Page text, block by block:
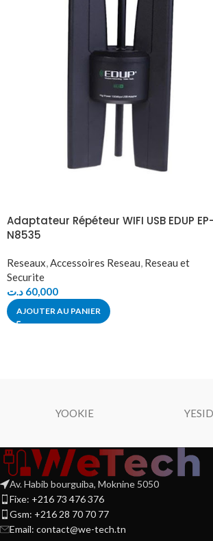
Adaptateur Répéteur WIFI USB EDUP EP-
N8535
Reseaux,Accessoires Reseau, Reseau et
Securite
60,000 د.ت
AJOUTER AU PANIER
YOOKIE
Av. Habib bourguiba, Moknine 5050
Fixe: +216 73 476 376
Gsm: +216 28 70 70 77
Email: contact@we-tech.tn